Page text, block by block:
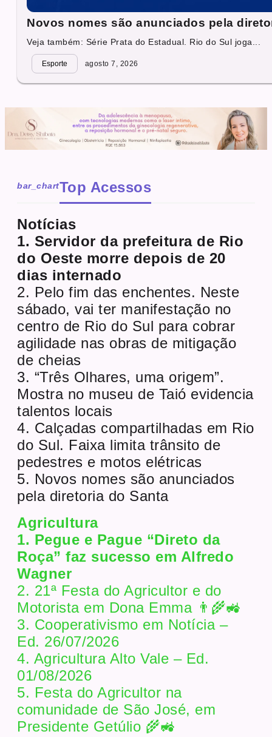
Novos nomes são anunciados pela
Veja também: Série Prata do Estadual. Rio do Sul joga...
Esporte agosto 7, 2026
bar_chartTop Acessos
Notícias
1. Servidor da prefeitura de Rio
do Oeste morre depois de 20
dias internado
2. Pelo fim das enchentes. Neste
sábado, vai ter manifestação no
centro de Rio do Sul para cobrar
agilidade nas obras de mitigação
de cheias
3. “Três Olhares, uma origem”.
Mostra no museu de Taió evidencia
talentos locais
4. Calçadas compartilhadas em Rio
do Sul. Faixa limita trânsito de
pedestres e motos elétricas
5. Novos nomes são anunciados
pela diretoria do Santa
Agricultura
1. Pegue e Pague “Direto da
Roça” faz sucesso em Alfredo
Wagner
2. 21ª Festa do Agricultor e do
Motorista em Dona Emma 👨‍🌾🚜
3. Cooperativismo em Notícia –
Ed. 26/07/2026
4. Agricultura Alto Vale – Ed.
01/08/2026
5. Festa do Agricultor na
comunidade de São José, em
Presidente Getúlio 🌾🚜